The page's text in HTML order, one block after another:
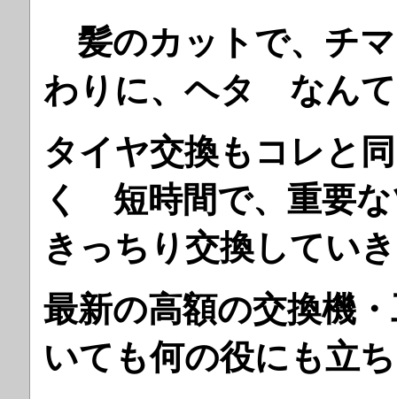
髪のカットで、チ
わりに、ヘタ なん
タイヤ交換もコレと
く 短時間で、重要
きっちり交換してい
最新の高額の交換機
いても何の役にも立